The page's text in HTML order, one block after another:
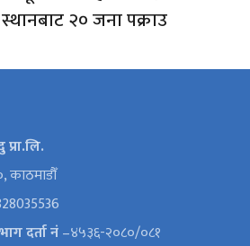
स्थानबाट २० जना पक्राउ
काठमाडौँ
दर्ता नं–४५३६-२०८०/०८१